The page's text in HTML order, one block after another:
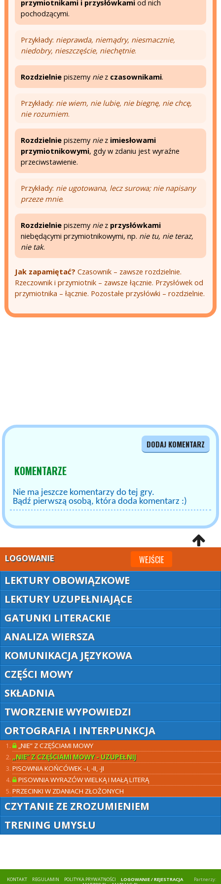
przymiotnikami i przysłówkami od nich
pochodzącymi.
Przykłady: nieprawda, niemądry, niesmacznie,
niedobry, nieszczęście, niechętnie.
Rozdzielnie piszemy niez czasownikami.
Przykłady: nie wiem, nie lubię, nie biegnę, nie chcę,
nie rozumiem.
Rozdzielnie piszemy niez imiesłowami
przymiotnikowymi, gdy w zdaniu jest wyraźne
przeciwstawienie.
Przykłady: nie ugotowana, lecz surowa; nie napisany
przeze mnie.
Rozdzielnie piszemy niez przysłówkami
niebędącymi przymiotnikowymi, np. nie tu, nie teraz,
nie tak.
Jak zapamiętać? Czasownik – zawsze rozdzielnie.
Rzeczownik i przymiotnik – zawsze łącznie. Przysłówek od
przymiotnika – łącznie. Pozostałe przysłówki – rozdzielnie.
DODAJ KOMENTARZ
KOMENTARZE
Nie ma jeszcze komentarzy do tej gry.
Bądź pierwszą osobą, która doda komentarz :)
LOGOWANIE WEJŚCIE
LEKTURY OBOWIĄZKOWE
LEKTURY UZUPEŁNIAJĄCE
GATUNKI LITERACKIE
ANALIZA WIERSZA
KOMUNIKACJA JĘZYKOWA
CZĘŚCI MOWY
SKŁADNIA
TWORZENIE WYPOWIEDZI
ORTOGRAFIA I INTERPUNKCJA
„NIE” Z CZĘŚCIAMI MOWY
„NIE” Z CZĘŚCIAMI MOWY - UZUPEŁNIJ
PISOWNIA KOŃCÓWEK –I, -II, -JI
PISOWNIA WYRAZÓW WIELKĄ I MAŁĄ LITERĄ
PRZECINKI W ZDANIACH ZŁOŻONYCH
CZYTANIE ZE ZROZUMIENIEM
TRENING UMYSŁU
KONTAKT REGULAMIN POLITYKA PRYWATNOŚCI LOGOWANIE / REJESTRACJA
Partnerzy: